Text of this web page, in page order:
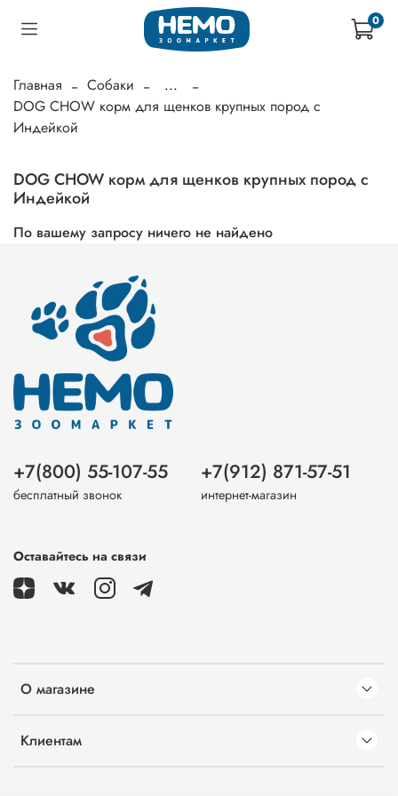
0
Главная Собаки
...
DOG CHOW корм для щенков крупных пород с
Индейкой
DOG CHOW корм для щенков крупных пород с
Индейкой
По вашему запросу ничего не найдено
О магазине
Клиентам
+7(800) 55-107-55
бесплатный звонок
+7(912) 871-57-51
интернет-магазин
Оставайтесь на связи